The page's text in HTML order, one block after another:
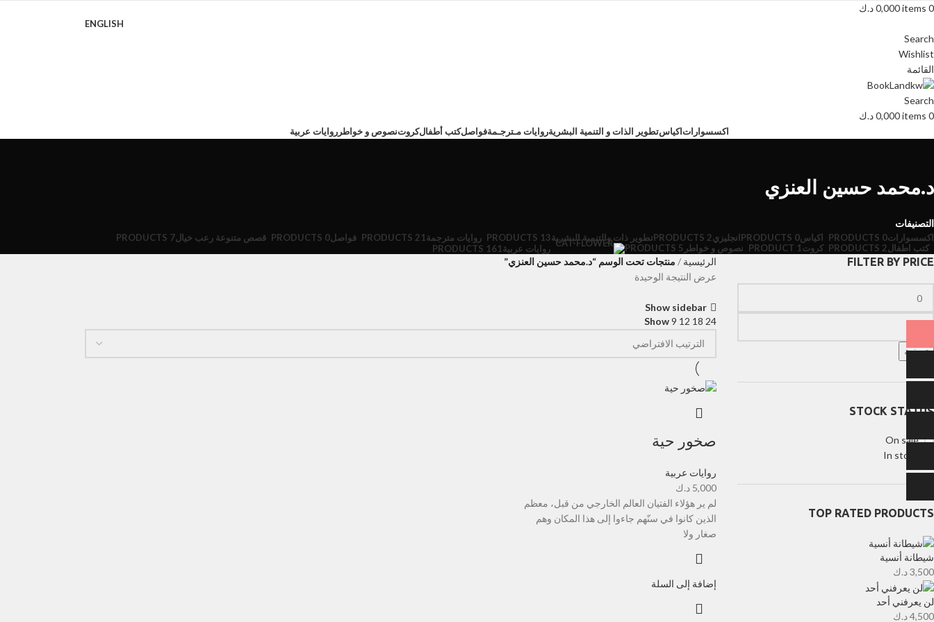
0
items
0,000د.ك
ENGLISH
Search
Wishlist
القائمة
Search
0
items
0,000د.ك
اكسسواراتاكياستطوير الذات و التنمية البشريةروايات مـترجـمةفواصلكتب أطفالكروتنصوص و خواطر روايات عربية
د.محمد حسين العنزي
التصنيفات
اكسسوارات0 PRODUCTS اكياس0 PRODUCTS انجليزي2 PRODUCTS تطوير ذات والتنمية البشرية13 PRODUCTS روايات مترجمة21 PRODUCTS فواصل0 PRODUCTS قصص متنوعة رعب خيال7 PRODUCTS
كتب اطفال2 PRODUCTS كروت1 PRODUCT نصوص و خواطر 5 PRODUCTS روايات عربية161 PRODUCTS
FILTER BY PRICE
تصفية
STOCK STATUS
On sale
In stock
TOP RATED PRODUCTS
شيطانة أنسية
3,500د.ك
لن يعرفني أحد
4,500د.ك
الرئيسية
منتجات تحت الوسم “د.محمد حسين العنزي”
عرض النتيجة الوحيدة
Show sidebar
Show9 12 1824
صخور حية
روايات عربية
5,000 د.ك
لم ير هؤلاء الفتيان العالم الخارجي من قبل، معظم
الذين كانوا في سنّهم جاءوا إلى هذا المكان وهم
صغار ولا
إضافة إلى السلة